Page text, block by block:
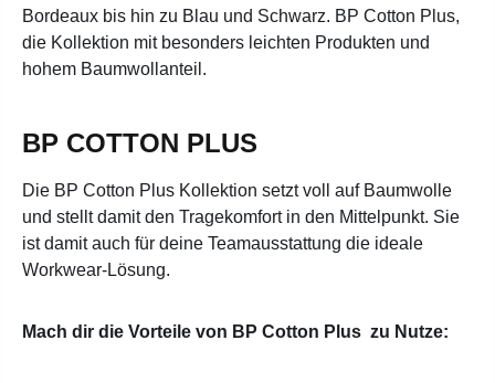
Bordeaux bis hin zu Blau und Schwarz. BP Cotton Plus,
die Kollektion mit besonders leichten Produkten und
hohem Baumwollanteil.
BP COTTON PLUS
Die BP Cotton Plus Kollektion setzt voll auf Baumwolle
und stellt damit den Tragekomfort in den Mittelpunkt. Sie
ist damit auch für deine Teamausstattung die ideale
Workwear-Lösung.
Mach dir die Vorteile von BP Cotton Plus zu Nutze: